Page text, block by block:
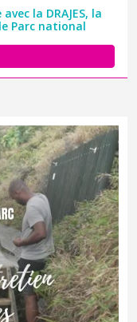
la DRAJES, la
Parc national
proposons de
de la